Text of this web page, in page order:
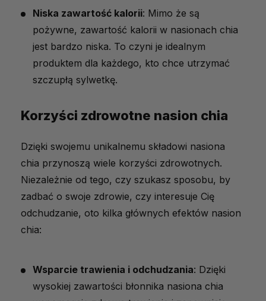
Niska zawartość kalorii: Mimo że są
pożywne, zawartość kalorii w nasionach chia
jest bardzo niska. To czyni je idealnym
produktem dla każdego, kto chce utrzymać
szczupłą sylwetkę.
Korzyści zdrowotne nasion chia
Dzięki swojemu unikalnemu składowi nasiona
chia przynoszą wiele korzyści zdrowotnych.
Niezależnie od tego, czy szukasz sposobu, by
zadbać o swoje zdrowie, czy interesuje Cię
odchudzanie, oto kilka głównych efektów nasion
chia:
Wsparcie trawienia i odchudzania: Dzięki
wysokiej zawartości błonnika nasiona chia